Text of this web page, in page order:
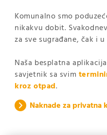
Komunalno smo
nikakvu dobit.
za sve sugrađane, čak i
Naša besplatna aplikacija
savjetnik sa svim
kroz otpad.
Naknade za privatna